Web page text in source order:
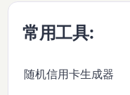
常用工具:
随机信用卡生成器